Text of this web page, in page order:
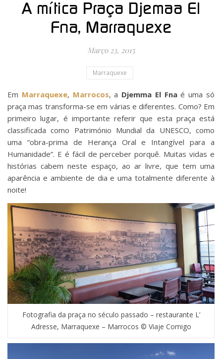
A mítica Praça Djemaa El
Fna, Marraquexe
Março 23, 2015
Marraquexe
Em Marraquexe, Marrocos, a Djemma El Fnaé uma só
praça mas transforma-se em várias e diferentes. Como? Em
primeiro lugar, é importante referir que esta praça está
classificada como Património Mundial da UNESCO, como
uma “obra-prima de Herança Oral e Intangível para a
Humanidade”. E é fácil de perceber porquê. Muitas vidas e
histórias cabem neste espaço, ao ar livre, que tem uma
aparência e ambiente de dia e uma totalmente diferente à
noite!
Fotografia da praça no século passado – restaurante L’
Adresse, Marraquexe – Marrocos © Viaje Comigo